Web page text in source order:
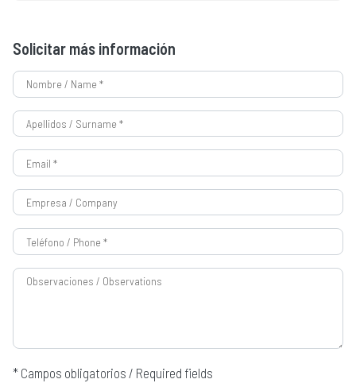
Solicitar más información
* Campos obligatorios / Required fields